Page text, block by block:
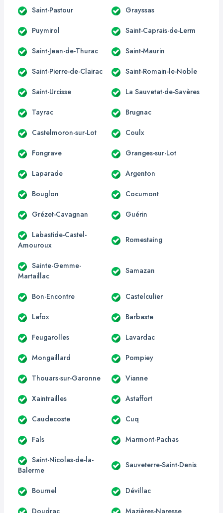
Saint-Pastour Grayssas
Puymirol Saint-Caprais-de-Lerm
Saint-Jean-de-Thurac Saint-Maurin
Saint-Pierre-de-Clairac Saint-Romain-le-Noble
Saint-Urcisse La Sauvetat-de-Savères
Tayrac Brugnac
Castelmoron-sur-Lot Coulx
Fongrave Granges-sur-Lot
Laparade Argenton
Bouglon Cocumont
Grézet-Cavagnan Guérin
Labastide-Castel-
Amouroux
Romestaing
Sainte-Gemme-
Martaillac
Samazan
Bon-Encontre Castelculier
Lafox Barbaste
Feugarolles Lavardac
Mongaillard Pompiey
Thouars-sur-Garonne Vianne
Xaintrailles Astaffort
Caudecoste Cuq
Fals Marmont-Pachas
Saint-Nicolas-de-la-
Balerme
Sauveterre-Saint-Denis
Bournel Dévillac
Doudrac Mazières-Naresse